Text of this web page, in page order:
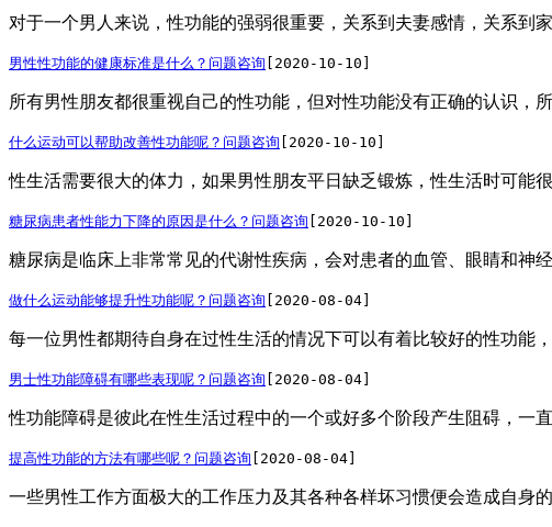
对于一个男人来说，性功能的强弱很重要，关系到夫妻感情，关系到
男性性功能的健康标准是什么？ 问题咨询 [2020-10-10]
所有男性朋友都很重视自己的性功能，但对性功能没有正确的认识，
什么运动可以帮助改善性功能呢？ 问题咨询 [2020-10-10]
性生活需要很大的体力，如果男性朋友平日缺乏锻炼，性生活时可能
糖尿病患者性能力下降的原因是什么？ 问题咨询 [2020-10-10]
糖尿病是临床上非常常见的代谢性疾病，会对患者的血管、眼睛和神
做什么运动能够提升性功能呢？ 问题咨询 [2020-08-04]
每一位男性都期待自身在过性生活的情况下可以有着比较好的性功能
男士性功能障碍有哪些表现呢？ 问题咨询 [2020-08-04]
性功能障碍是彼此在性生活过程中的一个或好多个阶段产生阻碍，一
提高性功能的方法有哪些呢？ 问题咨询 [2020-08-04]
一些男性工作方面极大的工作压力及其各种各样坏习惯便会造成自身